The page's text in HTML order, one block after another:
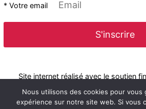
* Votre email
Site internet réalisé avec le soutien
Nous utilisons des cookies pour vous
expérience sur notre site web. Si vous